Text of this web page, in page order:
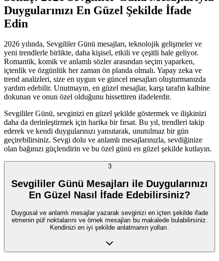
Duygularınızı En Güzel Şekilde İfade
Edin
2026 yılında, Sevgililer Günü mesajları, teknolojik gelişmeler ve
yeni trendlerle birlikte, daha kişisel, etkili ve çeşitli hale geliyor.
Romantik, komik ve anlamlı sözler arasından seçim yaparken,
içtenlik ve özgünlük her zaman ön planda olmalı. Yapay zeka ve
trend analizleri, size en uygun ve güncel mesajları oluşturmanızda
yardım edebilir. Unutmayın, en güzel mesajlar, karşı tarafın kalbine
dokunan ve onun özel olduğunu hissettiren ifadelerdir.
Sevgililer Günü, sevginizi en güzel şekilde göstermek ve ilişkinizi
daha da derinleştirmek için harika bir fırsat. Bu yıl, trendleri takip
ederek ve kendi duygularınızı yansıtarak, unutulmaz bir gün
geçirebilirsiniz. Sevgi dolu ve anlamlı mesajlarınızla, sevdiğinize
olan bağınızı güçlendirin ve bu özel günü en güzel şekilde kutlayın.
3
Sevgililer Günü Mesajları ile Duygularınızı
En Güzel Nasıl İfade Edebilirsiniz?
Duygusal ve anlamlı mesajlar yazarak sevginizi en içten şekilde ifade
etmenin püf noktalarını ve örnek mesajları bu makalede bulabilirsiniz.
Kendinizi en iyi şekilde anlatmanın yolları.